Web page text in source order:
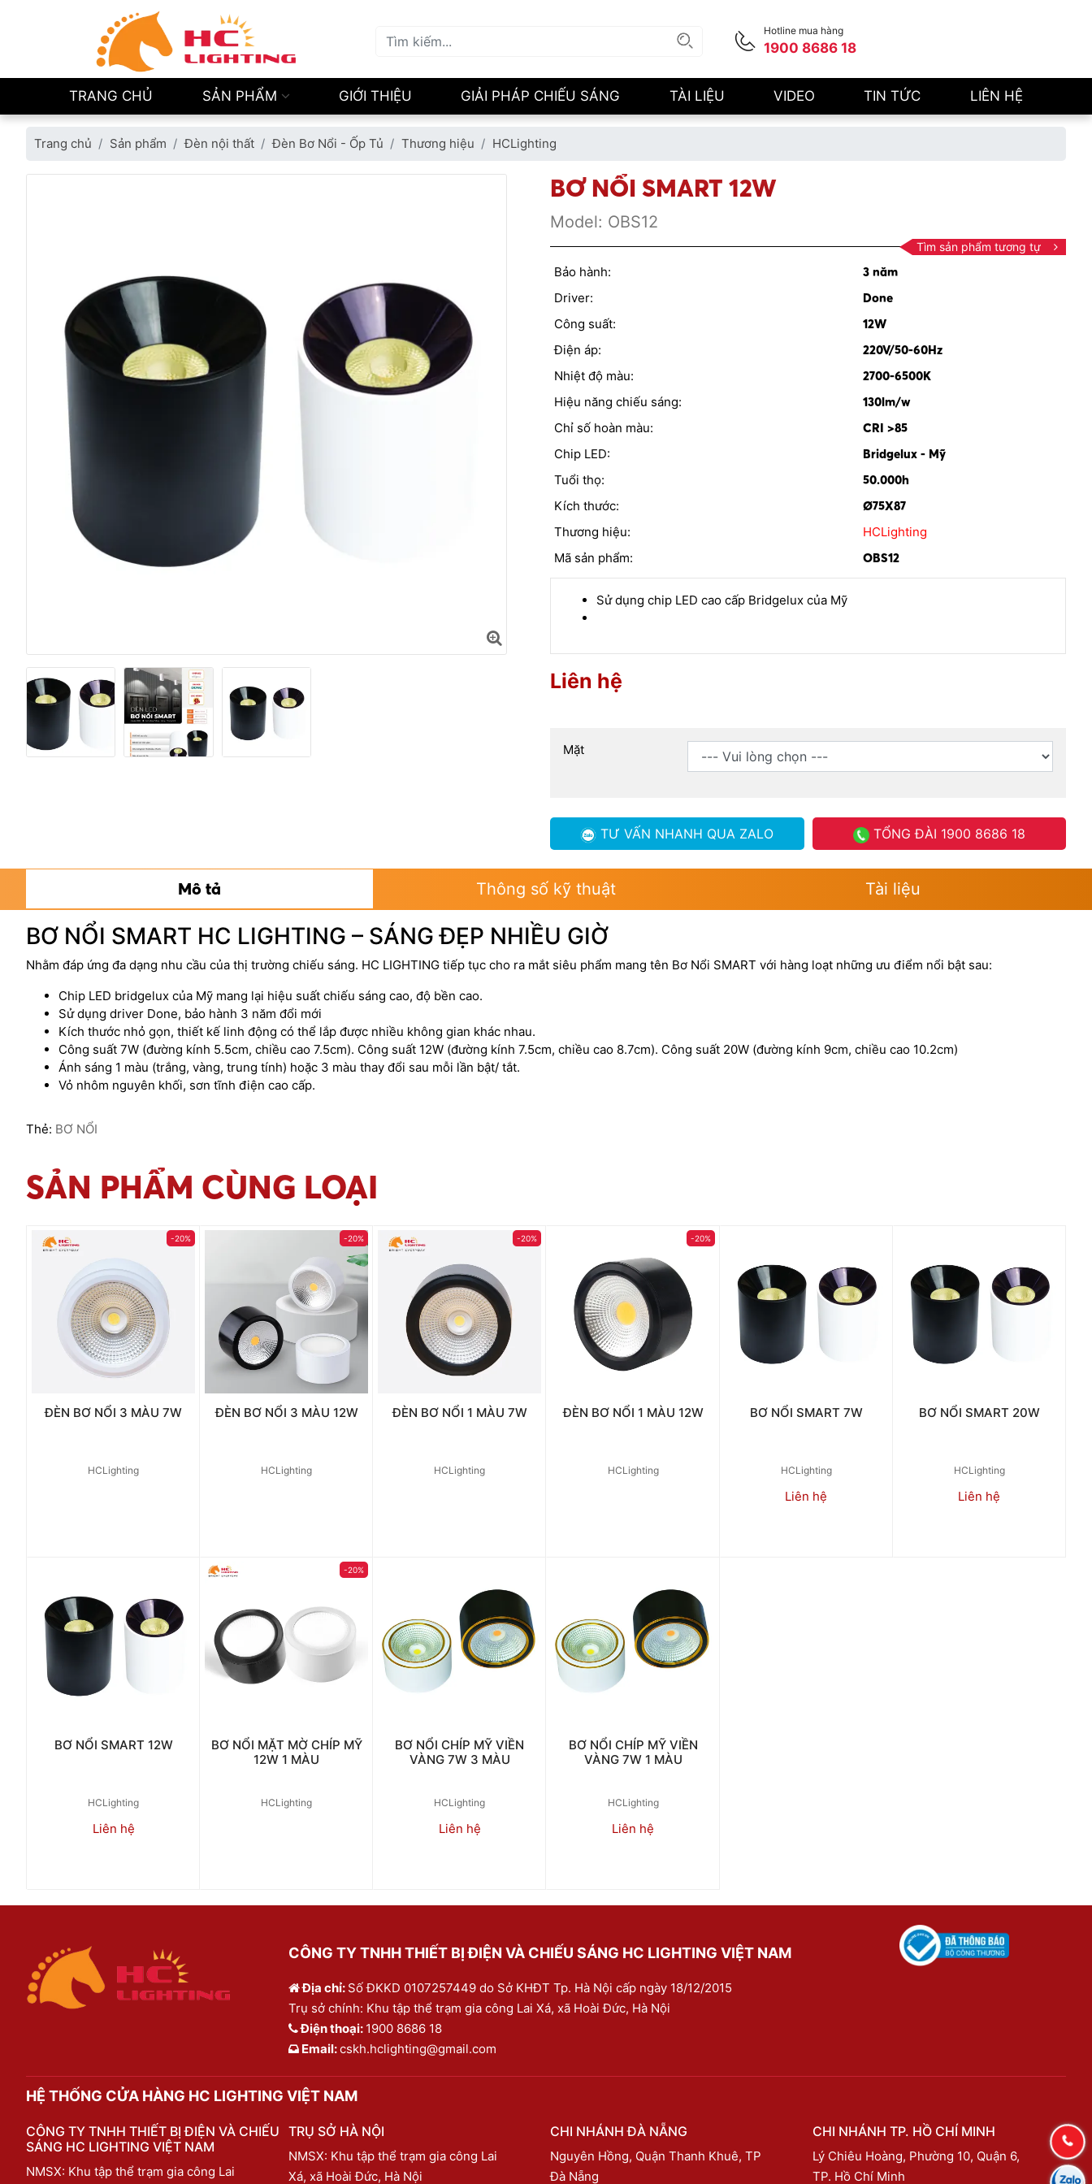
Hotline mua hàng
1900 8686 18
TRANG CHỦ SẢN PHẨM GIỚI THIỆU GIẢI PHÁP CHIẾU SÁNG TÀI LIỆU VIDEO TIN TỨC LIÊN HỆ
Trang chủ Sản phẩm Đèn nội thất Đèn Bơ Nổi - Ốp Tủ Thương hiệu HCLighting
BƠ NỔI SMART 12W
Model: OBS12
Tìm sản phẩm tương tự
Bảo hành:
3 năm
Driver:
Done
Công suất:
12W
Điện áp:
220V/50-60Hz
Nhiệt độ màu:
2700-6500K
Hiệu năng chiếu sáng:
130lm/w
Chỉ số hoàn màu:
CRI >85
Chip LED:
Bridgelux - Mỹ
Tuổi thọ:
50.000h
Kích thước:
Ø75X87
Thương hiệu:
HCLighting
Mã sản phẩm:
OBS12
Sử dụng chip LED cao cấp Bridgelux của Mỹ
Liên hệ
Mặt
TƯ VẤN NHANH QUA ZALO TỔNG ĐÀI 1900 8686 18
Mô tả Thông số kỹ thuật Tài liệu
BƠ NỔI SMART HC LIGHTING – SÁNG ĐẸP NHIỀU GIỜ
Nhằm đáp ứng đa dạng nhu cầu của thị trường chiếu sáng. HC LIGHTING tiếp tục cho ra mắt siêu phẩm mang tên Bơ Nổi SMART với hàng loạt những ưu điểm nổi bật sau:
Chip LED bridgelux của Mỹ mang lại hiệu suất chiếu sáng cao, độ bền cao.
Sử dụng driver Done, bảo hành 3 năm đổi mới
Kích thước nhỏ gọn, thiết kế linh động có thể lắp được nhiều không gian khác nhau.
Công suất 7W (đường kính 5.5cm, chiều cao 7.5cm). Công suất 12W (đường kính 7.5cm, chiều cao 8.7cm). Công suất 20W (đường kính 9cm, chiều cao 10.2cm)
Ánh sáng 1 màu (trắng, vàng, trung tính) hoặc 3 màu thay đổi sau mỗi lần bật/ tắt.
Vỏ nhôm nguyên khối, sơn tĩnh điện cao cấp.
Thẻ: BƠ NỔI
SẢN PHẨM CÙNG LOẠI
-20%
ĐÈN BƠ NỔI 3 MÀU 7W
HCLighting
-20%
ĐÈN BƠ NỔI 3 MÀU 12W
HCLighting
-20%
ĐÈN BƠ NỔI 1 MÀU 7W
HCLighting
-20%
ĐÈN BƠ NỔI 1 MÀU 12W
HCLighting
BƠ NỔI SMART 7W
HCLighting
Liên hệ
BƠ NỔI SMART 20W
HCLighting
Liên hệ
BƠ NỔI SMART 12W
HCLighting
Liên hệ
-20%
BƠ NỔI MẶT MỜ CHÍP MỸ
12W 1 MÀU
HCLighting
BƠ NỔI CHÍP MỸ VIỀN
VÀNG 7W 3 MÀU
HCLighting
Liên hệ
BƠ NỔI CHÍP MỸ VIỀN
VÀNG 7W 1 MÀU
HCLighting
Liên hệ
CÔNG TY TNHH THIẾT BỊ ĐIỆN VÀ CHIẾU SÁNG HC LIGHTING VIỆT NAM
Địa chỉ: Số ĐKKD 0107257449 do Sở KHĐT Tp. Hà Nội cấp ngày 18/12/2015
Trụ sở chính: Khu tập thể trạm gia công Lai Xá, xã Hoài Đức, Hà Nội
Điện thoại: 1900 8686 18
Email:cskh.hclighting@gmail.com
HỆ THỐNG CỬA HÀNG HC LIGHTING VIỆT NAM
CÔNG TY TNHH THIẾT BỊ ĐIỆN VÀ CHIẾU
SÁNG HC LIGHTING VIỆT NAM
NMSX: Khu tập thể trạm gia công Lai
TRỤ SỞ HÀ NỘI
NMSX: Khu tập thể trạm gia công Lai
Xá, xã Hoài Đức, Hà Nội
CHI NHÁNH ĐÀ NẴNG
Nguyên Hồng, Quận Thanh Khuê, TP
Đà Nẵng
CHI NHÁNH TP. HỒ CHÍ MINH
Lý Chiêu Hoàng, Phường 10, Quận 6,
TP. Hồ Chí Minh